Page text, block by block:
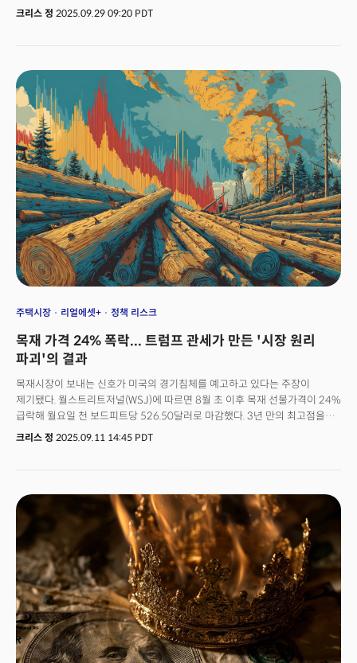
직면할 것이라고 진단하며 이런 구조적 변화에 대응하는 전략을 강조했다.
정부의 새 예산안이 과도한 지출을 초래해 가까운 미래 부채로 인한
심장마비를 일으킬 가능성이 높다"고 경고하며 "3년 내외가 될 것"이라고
구체적 시점까지 제시했다.실제 미국의 국가부채는 이미 37조 달러를
넘어섰고 연간 재정적자는 2조 달러에 육박한다. 달리오는 이 상황을
플라크로 막힌 심장 순환계에 비유했다. 정부 세입 중 점점 더 많은 부분이
이자 지급에 쓰이면서 다른 필수 지출이 압박받고 있다는 것이다.
크리스 정 2025.09.29 09:20 PDT
주택시장 리얼에셋+ 정책 리스크
목재 가격 24% 폭락... 트럼프 관세가 만든 '시장 원리
파괴'의 결과
목재시장이 보내는 신호가 미국의 경기침체를 예고하고 있다는 주장이
제기됐다. 월스트리트저널(WSJ)에 따르면 8월 초 이후 목재 선물가격이 24%
급락해 월요일 천 보드피트당 526.50달러로 마감했다. 3년 만의 최고점을
기록한 직후 벌어진 극적인 반전이다.놀라운 점은 제재소들이 줄줄이 생산
근무시간을 단축하고 교대조를 재편성해 약 1억4500만 보드피트의
생산량을 줄인다는 계획이다. 또 다른 대형 업체 돔타도 아칸소주와 퀘벡주
제재소들을 잇달아 가동 중단하거나 교대조를 없애고 있다.문제는 공급이
크게 위축된 이런 상황이 없었다면 가격 하락폭이 더 컸을 수 있다는 게
전문가들의 분석이다. 두 업체의 생산 축소 발표가 없었다면 낙폭은 더
심각했을 것이라는 얘기다.월가는 관세 불확실성이 시장을 롤러코스터로
만들었다는 분석이다. 목재시장의 극심한 변동성은 트럼프 대통령의 관세
정책 변화에서 시작됐다. 올해 봄 백악관이 수입 목재에 대한 국가안보 조사를
발표하고 트럼프가 캐나다산 제품 전반에 고율 관세를 위협하자 가격이
치솟았다.하지만 캐나다에 대한 강경책이 후퇴하자 가격이 곤두박질쳤고,
5월부터는 기존 캐나다 목재 관세 인상 일정과 추가 관세 위협으로 다시
크리스 정 2025.09.11 14:45 PDT